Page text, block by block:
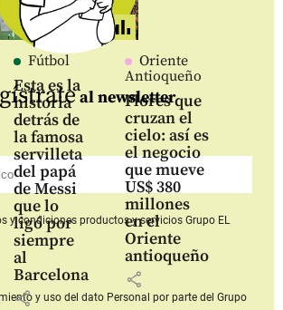
Fútbol
Esta es la
historia
detrás de
la famosa
servilleta
del papá
de Messi
que lo
ligó por
siempre
al
Barcelona
share
Oriente
Antioqueño
Flores que
cruzan el
cielo: así es
el negocio
que mueve
US$ 380
millones
en el
Oriente
antioqueño
share
al newsletter
y condiciones productos y serviciosGrupo EL
y uso del dato Personal por parte del Grupo